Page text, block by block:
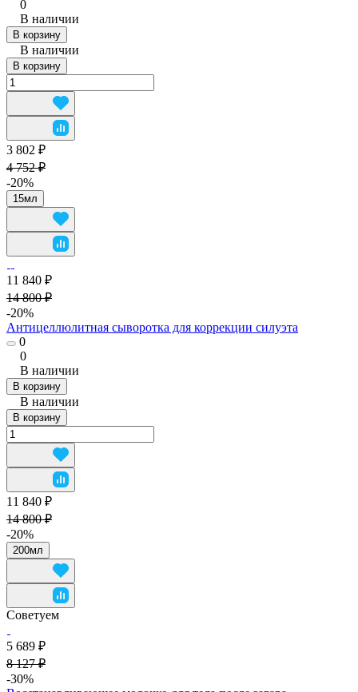
0
В наличии
В корзину
В наличии
В корзину
3 802 ₽
4 752 ₽
-20%
15мл
11 840 ₽
14 800 ₽
-20%
Антицеллюлитная сыворотка для коррекции силуэта
0
0
В наличии
В корзину
В наличии
В корзину
11 840 ₽
14 800 ₽
-20%
200мл
Советуем
5 689 ₽
8 127 ₽
-30%